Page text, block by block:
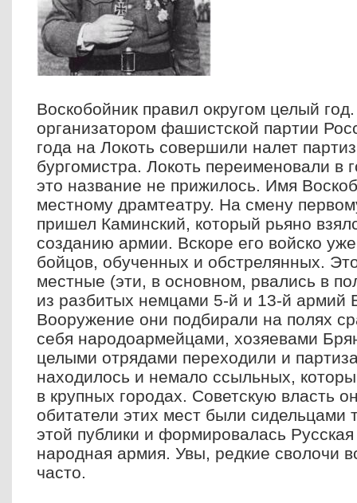
Воскобойник правил округом целый
организатором фашистской партии
года на Локоть совершили налет
бургомистра. Локоть переименовали в
это название не прижилось. Имя
местному драмтеатру. На смену
пришел Каминский, который рьяно
созданию армии. Вскоре его войско
бойцов, обученных и обстрелянных.
местные (эти, в основном, рвались в
из разбитых немцами 5-й и 13-й армий
Вооружение они подбирали на полях
себя народоармейцами, хозяевами
целыми отрядами переходили и
находилось и немало ссыльных,
в крупных городах. Советскую власть
обитатели этих мест были сидельцами
этой публики и формировалась
народная армия. Увы, редкие сволочи
часто.